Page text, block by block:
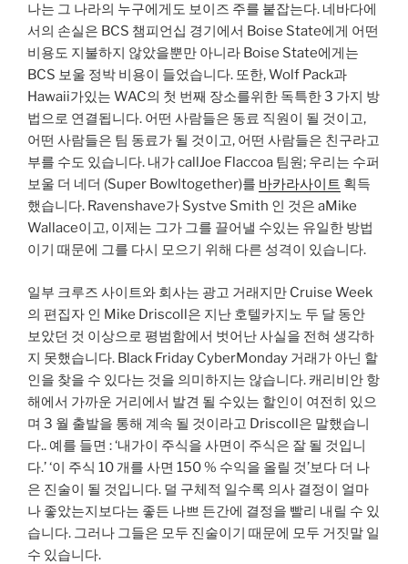
나는 그 나라의 누구에게도 보이즈 주를 붙잡는다. 네바다에
서의 손실은 BCS 챔피언십 경기에서 Boise State에게 어떤
비용도 지불하지 않았을뿐만 아니라 Boise State에게는
BCS 보울 정박 비용이 들었습니다. 또한, Wolf Pack과
Hawaii가있는 WAC의 첫 번째 장소를위한 독특한 3 가지 방
법으로 연결됩니다. 어떤 사람들은 동료 직원이 될 것이고,
어떤 사람들은 팀 동료가 될 것이고, 어떤 사람들은 친구라고
부를 수도 있습니다. 내가 callJoe Flaccoa 팀원; 우리는 수퍼
보울 더 네더 (Super Bowltogether)를 바카라사이트 획득
했습니다. Ravenshave가 Systve Smith 인 것은 aMike
Wallace이고, 이제는 그가 그를 끌어낼 수있는 유일한 방법
이기 때문에 그를 다시 모으기 위해 다른 성격이 있습니다.
일부 크루즈 사이트와 회사는 광고 거래지만 Cruise Week
의 편집자 인 Mike Driscoll은 지난 호텔카지노 두 달 동안
보았던 것 이상으로 평범함에서 벗어난 사실을 전혀 생각하
지 못했습니다. Black Friday CyberMonday 거래가 아닌 할
인을 찾을 수 있다는 것을 의미하지는 않습니다. 캐리비안 항
해에서 가까운 거리에서 발견 될 수있는 할인이 여전히 있으
며 3 월 출발을 통해 계속 될 것이라고 Driscoll은 말했습니
다.. 예를 들면 : ‘내가이 주식을 사면이 주식은 잘 될 것입니
다.’ ‘이 주식 10 개를 사면 150 % 수익을 올릴 것’보다 더 나
은 진술이 될 것입니다. 덜 구체적 일수록 의사 결정이 얼마
나 좋았는지보다는 좋든 나쁘 든간에 결정을 빨리 내릴 수 있
습니다. 그러나 그들은 모두 진술이기 때문에 모두 거짓말 일
수 있습니다.